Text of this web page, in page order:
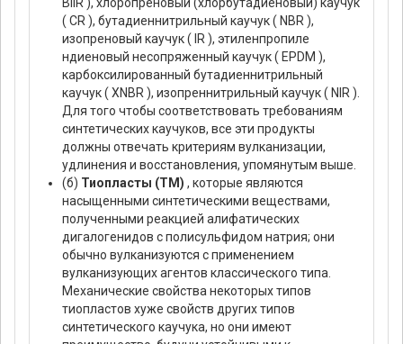
( CR ), бутадиеннитрильный каучук ( NBR ),
изопреновый каучук ( IR ), этиленпропиле
ндиеновый несопряженный каучук ( EPDM ),
карбоксилированный бутадиеннитрильный
каучук ( XNBR ), изопреннитрильный каучук ( NIR ).
Для того чтобы соответствовать требованиям
синтетических каучуков, все эти продукты
должны отвечать критериям вулканизации,
удлинения и восстановления, упомянутым выше.
(б) Тиопласты (TM) , которые являются
насыщенными синтетическими веществами,
полученными реакцией алифатических
дигалогенидов с полисульфидом натрия; они
обычно вулканизуются с применением
вулканизующих агентов классического типа.
Механические свойства некоторых типов
тиопластов хуже свойств других типов
синтетического каучука, но они имеют